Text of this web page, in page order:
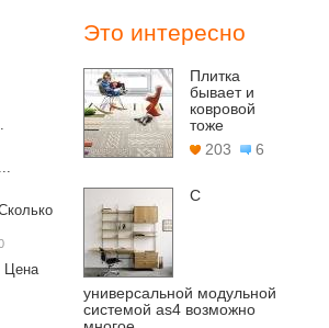
Цена
Это интересно
Плитка
бывает и
ковровой
тоже
203
6
С
универсальной модульной
системой as4 возможно